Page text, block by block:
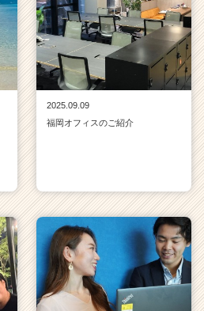
2025.09.09
福岡オフィスのご紹介